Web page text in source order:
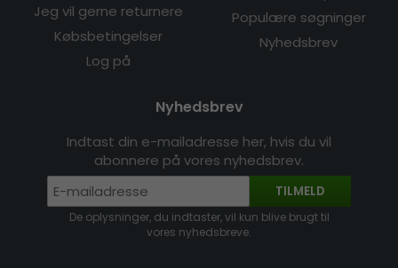
Jeg vil gerne returnere
Købsbetingelser
Log på
Populære søgninger
Nyhedsbrev
Nyhedsbrev
Indtast din e-mailadresse her, hvis du vil
abonnere på vores nyhedsbrev.
TILMELD
De oplysninger, du indtaster, vil kun blive brugt til
vores nyhedsbreve.